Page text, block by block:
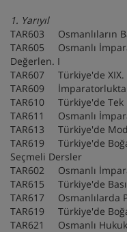
1. Yarıyıl
TAR603 Osmanlıların
TAR605 Osmanlı
Değerlen. I
TAR607 Türkiye'de XIX.
TAR609
TAR610 Türkiye'de
TAR611 Osmanlı
TAR613 Türkiye'de
TAR619 Türkiye'de
Seçmeli Dersler
TAR602 Osmanlı
TAR615 Türkiye'de
TAR617 Osmanlılarda
TAR619 Türkiye'de
TAR621 Osmanlı